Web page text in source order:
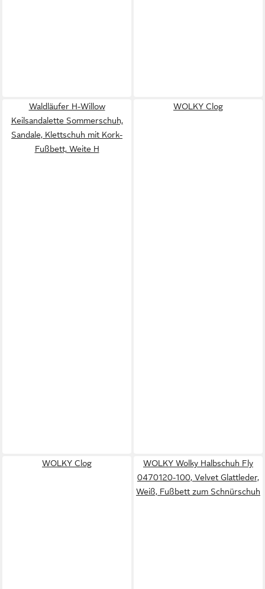
Waldläufer H-Willow
Keilsandalette Sommerschuh,
Sandale, Klettschuh mit Kork-
Fußbett, Weite H
WOLKY Clog
WOLKY Clog
WOLKY Wolky Halbschuh Fly
0470120-100, Velvet Glattleder,
Weiß, Fußbett zum Schnürschuh